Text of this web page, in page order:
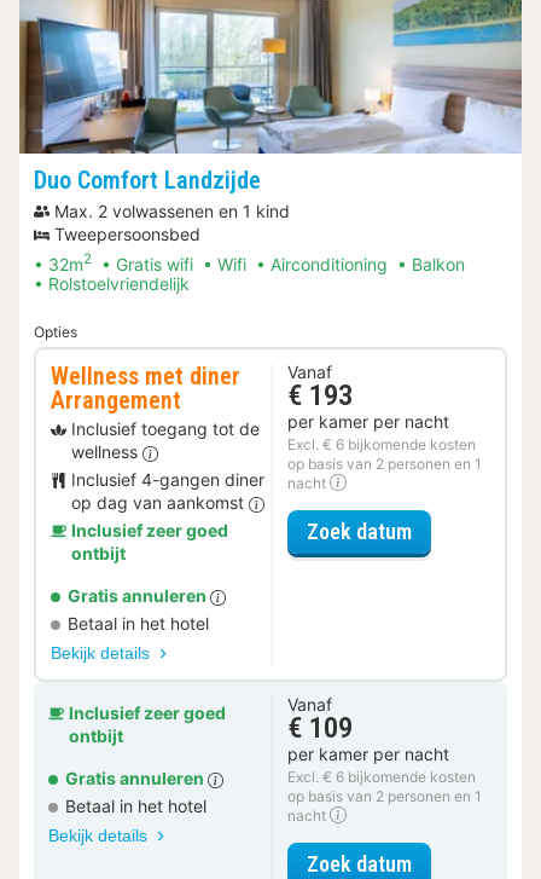
Duo Comfort Landzijde
Max. 2 volwassenen en 1 kind
Tweepersoonsbed
32m2 Gratis wifi Wifi Airconditioning
Balkon
Rolstoelvriendelijk
Opties
Wellness met diner
Arrangement
Inclusief toegang tot de
wellness
Inclusief 4-gangen diner
op dag van aankomst
Inclusief zeer goed
ontbijt
Gratis annuleren
Betaal in het hotel
Bekijk details
Vanaf
€ 193
per kamer per nacht
Excl. € 6 bijkomende kosten
op basis van 2 personen en 1
nacht
Zoek datumvoor
Inclusief zeer goed
ontbijt
Gratis annuleren
Betaal in het hotel
Bekijk details
Vanaf
€ 109
per kamer per nacht
Excl. € 6 bijkomende kosten
op basis van 2 personen en 1
nacht
Zoek datumvoor Duo